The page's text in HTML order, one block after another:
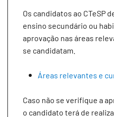
Os candidatos ao CTeSP
ensino secundário ou
aprovação nas áreas
se candidatam.
Áreas relevantes e
Caso não se verifique a
o candidato terá de